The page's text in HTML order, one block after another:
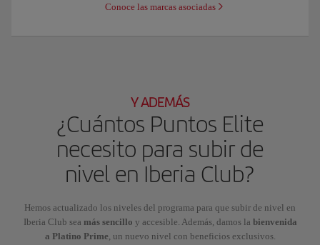
Conoce las marcas asociadas
Y ADEMÁS
¿Cuántos Puntos Elite
necesito para subir de
nivel en Iberia Club?
Hemos actualizado los niveles del programa para que subir de nivel en
Iberia Club sea más sencillo y accesible. Además, damos la bienvenida
a Platino Prime , un nuevo nivel con beneficios exclusivos.